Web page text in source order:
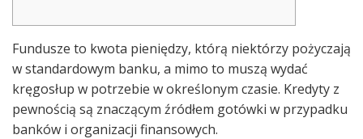
Fundusze to kwota pieniędzy, którą niektórzy pożyczają
w standardowym banku, a mimo to muszą wydać
kręgosłup w potrzebie w określonym czasie. Kredyty z
pewnością są znaczącym źródłem gotówki w przypadku
banków i organizacji finansowych.